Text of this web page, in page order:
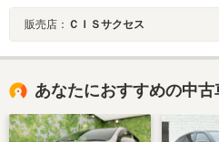
販売店： ＣＩＳサクセス
あなたにおすすめの中古